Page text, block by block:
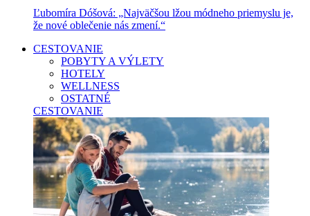
Ľubomíra Dóšová: „Najväčšou lžou módneho priemyslu je,
že nové oblečenie nás zmení.“
CESTOVANIE
POBYTY A VÝLETY
HOTELY
WELLNESS
OSTATNÉ
CESTOVANIE